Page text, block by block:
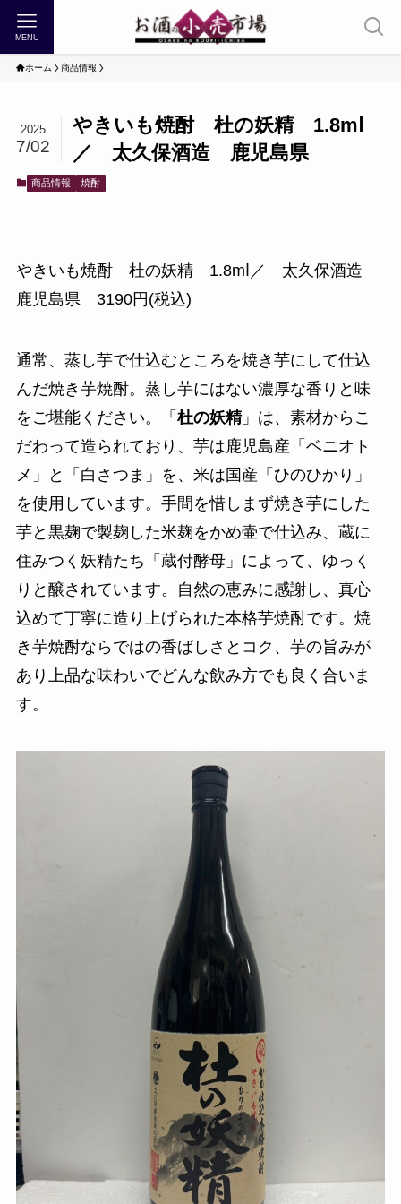
MENU
ホーム 商品情報
やきいも焼酎 杜の妖精 1.8mⅼ
／ 太久保酒造 鹿児島県
2025
7/02
商品情報 焼酎
やきいも焼酎 杜の妖精 1.8mⅼ／ 太久保酒造
鹿児島県 3190円(税込)
通常、蒸し芋で仕込むところを焼き芋にして仕込
んだ焼き芋焼酎。蒸し芋にはない濃厚な香りと味
をご堪能ください。「 杜の妖精」は、素材からこ
だわって造られており、芋は鹿児島産「ベニオト
メ」と「白さつま」を、米は国産「ひのひかり」
を使用しています。手間を惜しまず焼き芋にした
芋と黒麹で製麹した米麹をかめ壷で仕込み、蔵に
住みつく妖精たち「蔵付酵母」によって、ゆっく
りと醸されています。自然の恵みに感謝し、真心
込めて丁寧に造り上げられた本格芋焼酎です。焼
き芋焼酎ならではの香ばしさとコク、芋の旨みが
あり上品な味わいでどんな飲み方でも良く合いま
す。